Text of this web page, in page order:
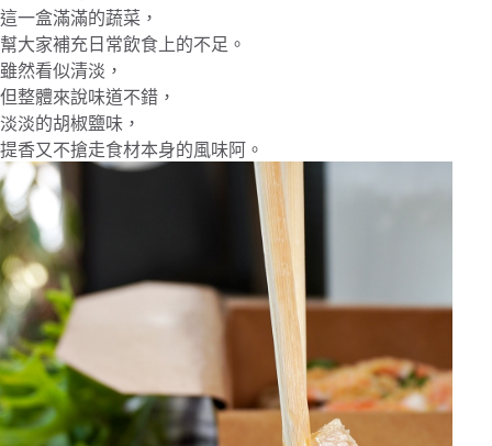
這一盒滿滿的蔬菜，
幫大家補充日常飲食上的不足。
雖然看似清淡，
但整體來說味道不錯，
淡淡的胡椒鹽味，
提香又不搶走食材本身的風味阿。